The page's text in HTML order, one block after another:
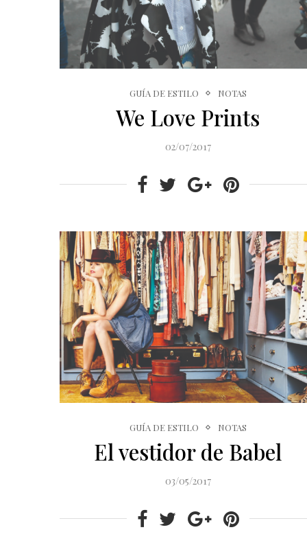
GUÍA DE ESTILO NOTAS
We Love Prints
02/07/2017
GUÍA DE ESTILO NOTAS
El vestidor de Babel
03/05/2017